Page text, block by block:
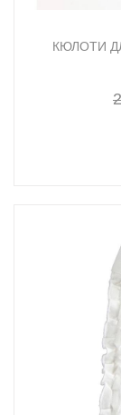
КЮЛОТИ